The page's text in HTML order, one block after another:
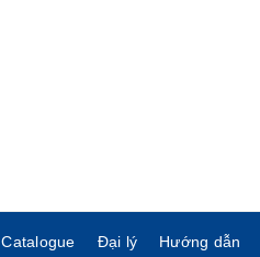
Catalogue Đại lý
Hướng dẫn